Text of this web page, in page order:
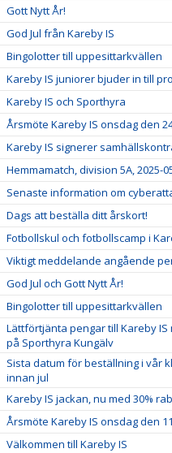
Gott Nytt År!
God Jul från Kareby IS
Bingolotter till uppesittarkvällen
Kareby IS juniorer bjuder in till
Kareby IS och Sporthyra
Årsmöte Kareby IS onsdag den
Kareby IS signerer
Hemmamatch, division 5A, 2025-
Senaste information om
Dags att beställa ditt årskort!
Fotbollskul och fotbollscamp i
Viktigt meddelande angående
God Jul och Gott Nytt År!
Bingolotter till uppesittarkvällen
Lättförtjänta pengar till Kareby
på Sporthyra Kungälv
Sista datum för beställning i vår
innan jul
Kareby IS jackan, nu med 30%
Årsmöte Kareby IS onsdag den
Välkommen till Kareby IS